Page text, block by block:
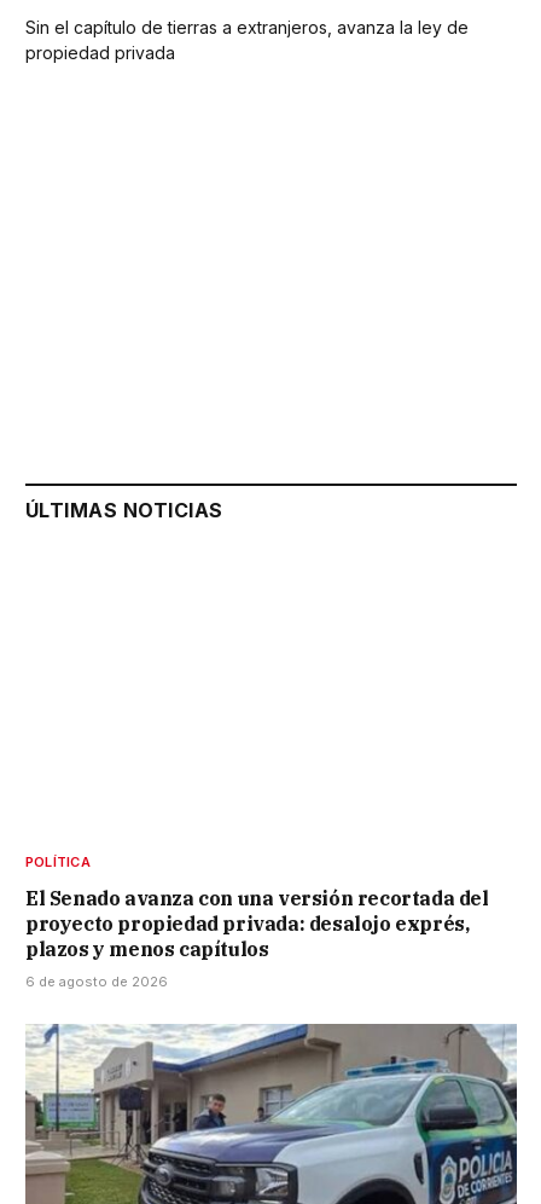
Sin el capítulo de tierras a extranjeros, avanza la ley de
propiedad privada
ÚLTIMAS NOTICIAS
POLÍTICA
El Senado avanza con una versión recortada del
proyecto propiedad privada: desalojo exprés,
plazos y menos capítulos
6 de agosto de 2026